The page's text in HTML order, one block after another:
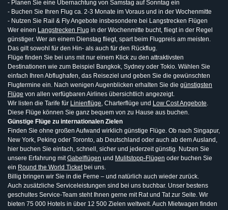
- Planen Sie eine Übernachtung von Samstag auf Sonntag ein
- Buchen Sie Ihren Flug ca. 2-3 Monate im Voraus und in der Wochenmitte
- Nutzen Sie Rail & Fly Angebote insbesondere bei Langstrecken Flügen
Wer einen Langstrecken Flug in der Wochenmitte bucht, fliegt in der Regel
günstiger. Wer an einem Dienstag fliegt, spart beim Flugpreis am meisten.
Das gilt sowohl für den Hin- als auch für den Rückflug.
Flüge finden Sie bei uns mit nur einem Klick zu den attraktivsten
Destinationen wie zum Beispiel Bangkok, Sydney oder Tokio. Wählen Sie
einfach Ihren Abflughafen, das Reiseziel und geben Sie die gewünschten
Flugtermine ein. Nach wenigen Augenblicken erhalten Sie die günstigsten
Flüge von allen verfügbaren Airlines übersichtlich angezeigt.
Wir listen die Tarife für Linienflüge, Charterflüge und Low Cost Angebote.
Diese Flüge können Sie ganz bequem von zu Hause aus buchen.
Günstige Flüge zu internationalen Zielen
Finden Sie ohne großen Aufwand wirklich günstige Flüge. Ob nach Singapur,
New York, Peking oder Toronto, ab Deutschland oder auch ab dem Ausland,
hier buchen Sie einfach, schnell, sicher und jederzeit günstig. Nutzen Sie
unsere Erfahrung mitGabelflügen und Mulitstopp-Flügen oder buchen Sie
ein Round the World Ticketbei uns.
Billig bringen wir Sie in die Ferne – und natürlich auch wieder zurück.
Auch zusätzliche Serviceleistungen sind bei uns buchbar. Unser bestens
geschultes Service-Team steht Ihnen gerne mit Rat und Tat zur Seite. Wir
bieten 75 000 Hotels in über 12 500 Zielen weltweit. Auch Mietwagen finden